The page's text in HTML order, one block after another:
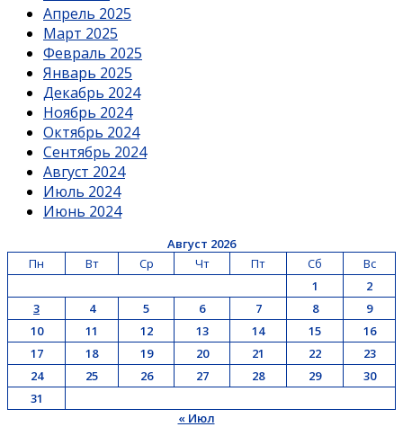
Апрель 2025
Март 2025
Февраль 2025
Январь 2025
Декабрь 2024
Ноябрь 2024
Октябрь 2024
Сентябрь 2024
Август 2024
Июль 2024
Июнь 2024
Август 2026
Пн
Вт Ср Чт Пт Сб
Вс
1
2
3
4 5 6 7 8
9
10
11 12 13 14 15
16
17
18 19 20 21 22
23
24
25 26 27 28 29
30
31
« Июл